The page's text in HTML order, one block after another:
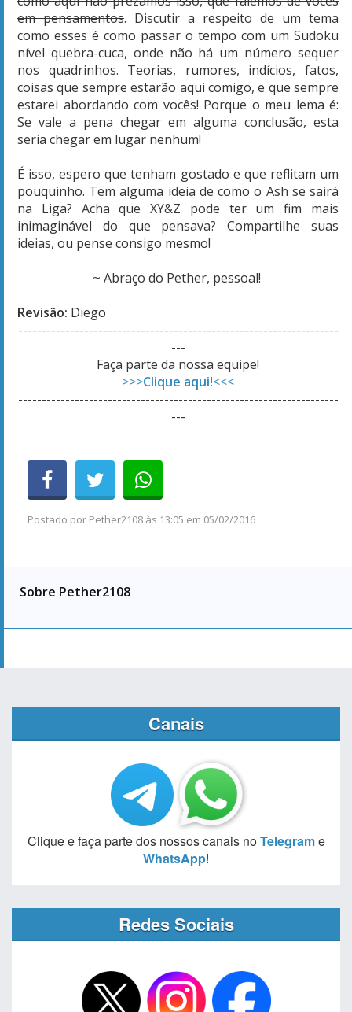
em pensamentos. Discutir a respeito de um tema
como esses é como passar o tempo com um Sudoku
nível quebra-cuca, onde não há um número sequer
nos quadrinhos. Teorias, rumores, indícios, fatos,
coisas que sempre estarão aqui comigo, e que sempre
estarei abordando com vocês! Porque o meu lema é:
Se vale a pena chegar em alguma conclusão, esta
seria chegar em lugar nenhum!
É isso, espero que tenham gostado e que reflitam um
pouquinho. Tem alguma ideia de como o Ash se sairá
na Liga? Acha que XY&Z pode ter um fim mais
inimaginável do que pensava? Compartilhe suas
ideias, ou pense consigo mesmo!
~ Abraço do Pether, pessoal!
Revisão: Diego
--------------------------------------------------------------------
---
Faça parte da nossa equipe!
>>>Clique aqui!<<<
--------------------------------------------------------------------
---
Postado por Pether2108 às 13:05 em 05/02/2016
Sobre Pether2108
Canais
Clique e faça parte dos nossos canais noTelegrame
WhatsApp!
Redes Sociais